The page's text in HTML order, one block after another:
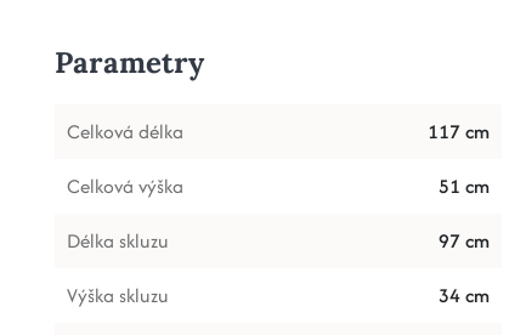
Parametry
Celková délka
117 cm
Celková výška
51 cm
Délka skluzu
97 cm
Výška skluzu
34 cm